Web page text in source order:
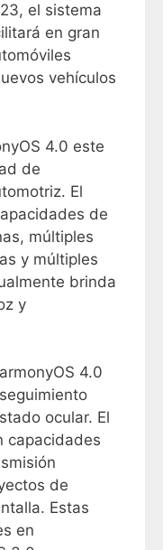
el sistema
en gran
vehículos
4.0 este
de
El
de
múltiples
y múltiples
brinda
y
4.0
ocular. El
capacidades
de
Estas
en